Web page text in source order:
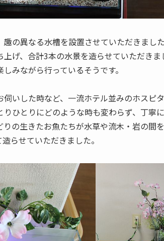
の異なる水槽を設置させていただきまし
げ、合計3本の水景を造らせていただき
みながら行っているそうです。
いした時など、一流ホテル並みのホスピ
ひとりにどのような時も変わらず、丁寧
の生きたお魚たちが水草や流木・岩の間
らせていただきました。